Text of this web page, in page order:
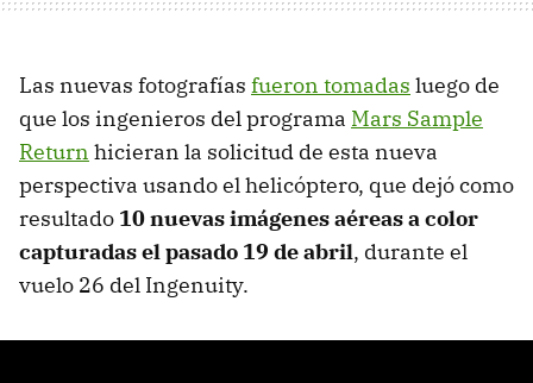
Las nuevas fotografías fueron tomadas luego de
que los ingenieros del programa Mars Sample
Return hicieran la solicitud de esta nueva
perspectiva usando el helicóptero, que dejó como
resultado 10 nuevas imágenes aéreas a color
capturadas el pasado 19 de abril, durante el
vuelo 26 del Ingenuity.